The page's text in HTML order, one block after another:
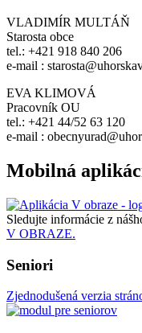
VLADIMÍR MULTÁŇ
Starosta obce
tel.: +421 918 840 206
e-mail :
EVA KLIMOVÁ
Pracovník OU
tel.: +421 44/52 63 120
e-mail :
Mobilná
Sledujte informácie z
V OBRAZE.
Seniori
Zjednodušená verzia